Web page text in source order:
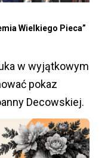
Wielkiego Pieca”
w wyjątkowym
pokaz
Decowskiej.